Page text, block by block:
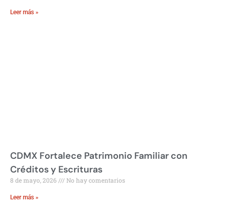
Leer más »
CDMX Fortalece Patrimonio Familiar con
Créditos y Escrituras
8 de mayo, 2026 No hay comentarios
Leer más »